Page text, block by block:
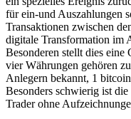
für ein-und Auszahlungen
Transaktionen zwischen
digitale Transformation im
Besonderen stellt dies
vier Währungen gehören
Anlegern bekannt, 1
Besonders schwierig ist
Trader ohne